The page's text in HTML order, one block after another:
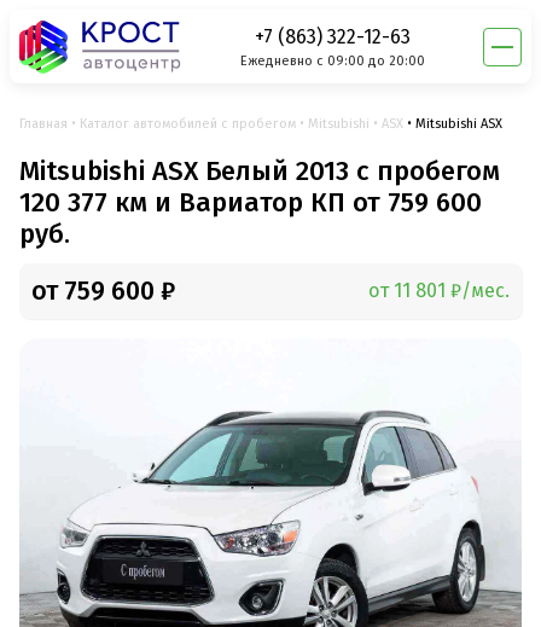
+7 (863) 322-12-63
Ежедневно с 09:00 до 20:00
Главная Каталог автомобилей с пробегом Mitsubishi ASX Mitsubishi ASX
Mitsubishi ASX Белый 2013 с пробегом
120 377 км и Вариатор КП от 759 600
руб.
от 759 600 ₽ от 11 801 ₽/мес.